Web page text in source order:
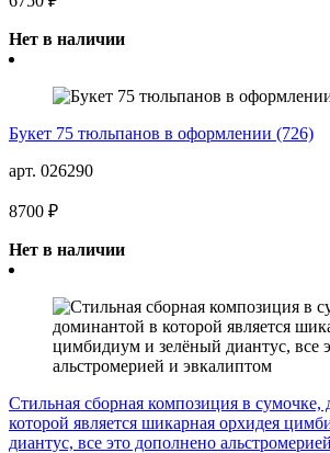
Нет в наличии
Букет 75 тюльпанов в оформлении (726)
арт. 026290
8700 ₽
Нет в наличии
Стильная сборная композиция в сумочке,
которой является шикарная орхидея
диантус, все это дополнено